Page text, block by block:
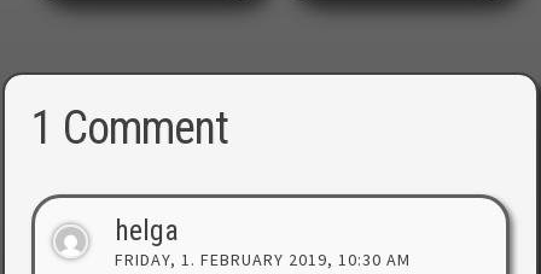
1 Comment
helga
FRIDAY, 1. FEBRUARY 2019, 10:30 AM